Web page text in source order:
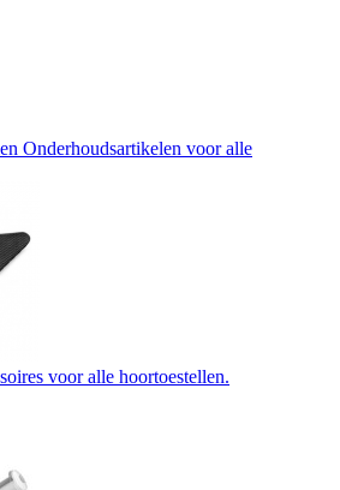
Onderhoudsartikelen voor alle
voor alle hoortoestellen.